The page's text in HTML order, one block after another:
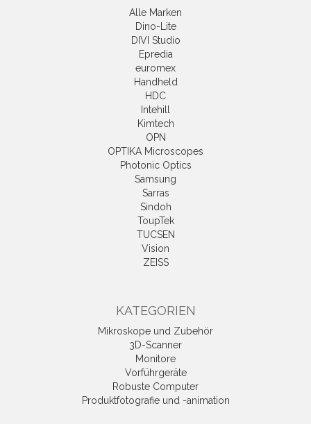
Alle Marken
Dino-Lite
DIVI Studio
Epredia
euromex
Handheld
HDC
Intehill
Kimtech
OPN
OPTIKA Microscopes
Photonic Optics
Samsung
Sarras
Sindoh
ToupTek
TUCSEN
Vision
ZEISS
KATEGORIEN
Mikroskope und Zubehör
3D-Scanner
Monitore
Vorführgeräte
Robuste Computer
Produktfotografie und -animation